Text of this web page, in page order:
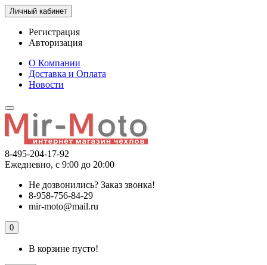
Личный кабинет
Регистрация
Авторизация
О Компании
Доставка и Оплата
Новости
8-495-204-17-92
Ежедневно, с 9:00 до 20:00
Не дозвонились? Заказ звонка!
8-958-756-84-29
mir-moto@mail.ru
0
В корзине пусто!